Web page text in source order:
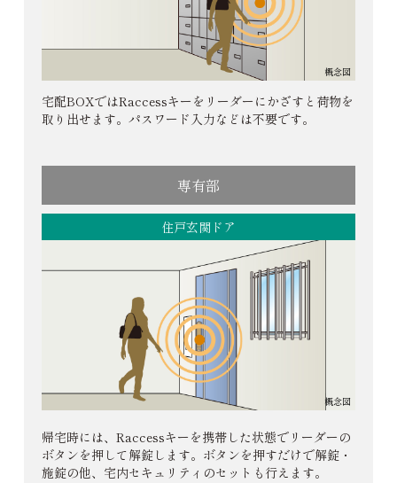
概念図
宅配BOXではRaccessキーをリーダーにかざすと荷物を
取り出せます。パスワード入力などは不要です。
専有部
住戸玄関ドア
概念図
帰宅時には、Raccessキーを携帯した状態でリーダーの
ボタンを押して解錠します。ボタンを押すだけで解錠・
施錠の他、宅内セキュリティのセットも行えます。